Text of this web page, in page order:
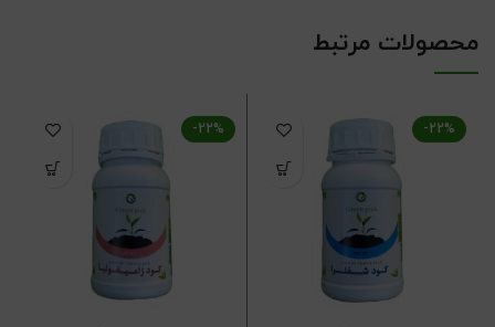
محصولات مرتبط
-22%
-22%